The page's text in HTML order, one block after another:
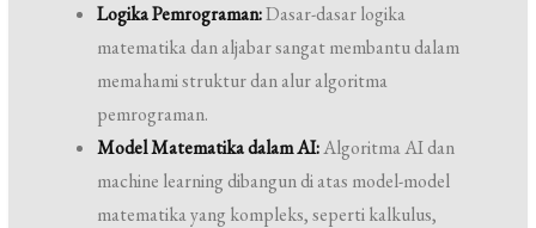
Logika Pemrograman:Dasar-dasar logika
matematika dan aljabar sangat membantu dalam
memahami struktur dan alur algoritma
pemrograman.
Model Matematika dalam AI:Algoritma AI dan
machine learning dibangun di atas model-model
matematika yang kompleks, seperti kalkulus,